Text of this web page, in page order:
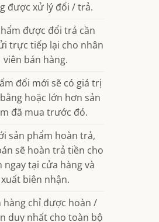
được xử lý đổi / trả.
được đổi trả cần
trực tiếp lại cho nhân
viên bán hàng.
đổi mới sẽ có giá trị
hoặc lớn hơn sản
đã mua trước đó.
sản phẩm hoàn trả,
sẽ hoàn trả tiền cho
ngay tại cửa hàng và
xuất biên nhận.
hàng chỉ được hoàn /
duy nhất cho toàn bộ